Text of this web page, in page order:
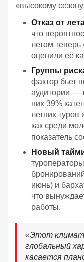
«высокому
Отказ от
что
летом
оценили её
Группы
фактор бьет
аудитории —
них 39%
летних туров
как среди
показатель
Новый
июнь) и
что
работы.
«Этот
глобальный
касается